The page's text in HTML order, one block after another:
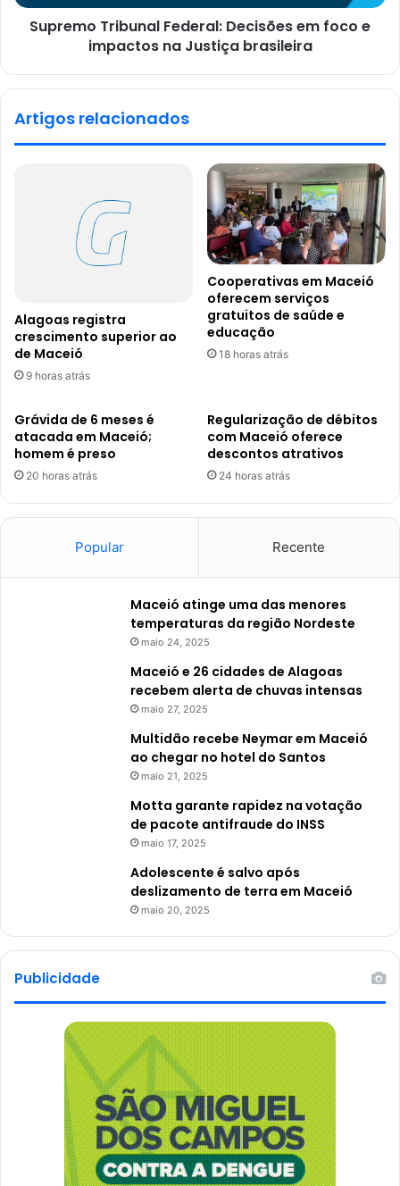
Supremo Tribunal Federal: Decisões em foco e
impactos na Justiça brasileira
Artigos relacionados
Alagoas registra
crescimento superior ao
de Maceió
9 horas atrás
Cooperativas em Maceió
oferecem serviços
gratuitos de saúde e
educação
18 horas atrás
Grávida de 6 meses é
atacada em Maceió;
homem é preso
20 horas atrás
Regularização de débitos
com Maceió oferece
descontos atrativos
24 horas atrás
Popular Recente
Maceió atinge uma das menores
temperaturas da região Nordeste
maio 24, 2025
Maceió e 26 cidades de Alagoas
recebem alerta de chuvas intensas
maio 27, 2025
Multidão recebe Neymar em Maceió
ao chegar no hotel do Santos
maio 21, 2025
Motta garante rapidez na votação
de pacote antifraude do INSS
maio 17, 2025
Adolescente é salvo após
deslizamento de terra em Maceió
maio 20, 2025
Publicidade